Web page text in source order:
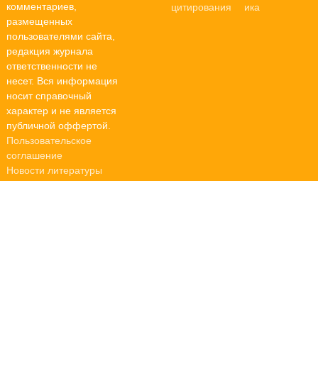
комментариев,
размещенных
пользователями сайта,
редакция журнала
ответственности не
несет. Вся информация
носит справочный
характер и не является
публичной оффертой.
Пользовательское
соглашение
Новости литературы